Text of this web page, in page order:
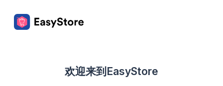
欢迎来到EasyStore